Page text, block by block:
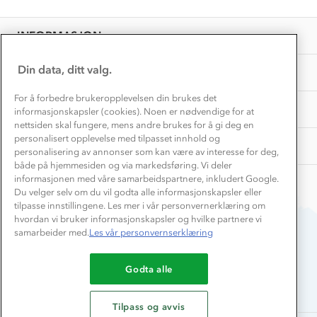
INFORMASJON
Presse
OM OSS
Samarbeide med oss?
TIPS OG RÅD
Store størrelser
Turmat oppskrifter
Beredskap
AKTIVITETER
Overnatte utendørs⛺
Leirskole 🥾
Barnehageansatt
Tips til hyttetur
Du betaler enkelt med
Din data, ditt valg.
For å forbedre brukeropplevelsen din brukes det
informasjonskapsler (cookies). Noen er nødvendige for at
nettsiden skal fungere, mens andre brukes for å gi deg en
personalisert opplevelse med tilpasset innhold og
personalisering av annonser som kan være av interesse for deg,
både på hjemmesiden og via markedsføring. Vi deler
informasjonen med våre samarbeidspartnere, inkludert Google.
Du velger selv om du vil godta alle informasjonskapsler eller
tilpasse innstillingene. Les mer i vår personvernerklæring om
hvordan vi bruker informasjonskapsler og hvilke partnere vi
samarbeider med.Les vår personvernserklæring
Godta alle
Tilpass og avvis